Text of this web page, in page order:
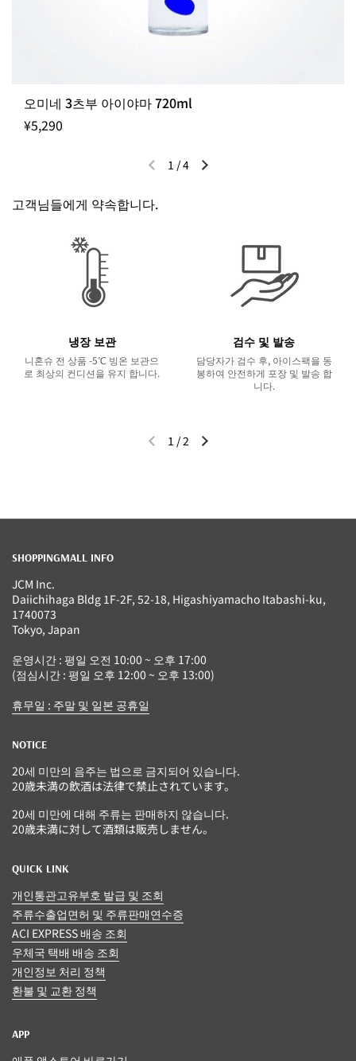
오미네 3츠부 아이야마 720ml
¥5,290
이전 슬라이드다음 슬라이드
1 /4
고객님들에게 약속합니다.
냉장 보관
니혼슈 전 상품 -5℃ 빙온 보관으
로 최상의 컨디션을 유지 합니다.
검수 및 발송
담당자가 검수 후, 아이스팩을 동
봉하여 안전하게 포장 및 발송 합
니다.
이전 슬라이드다음 슬라이드
1 /2
SHOPPINGMALL INFO
JCM Inc.
Daiichihaga Bldg 1F-2F, 52-18, Higashiyamacho Itabashi-ku,
1740073
Tokyo, Japan
운영시간 : 평일 오전 10:00 ~ 오후 17:00
(점심시간 : 평일 오후 12:00 ~ 오후 13:00)
휴무일 : 주말 및 일본 공휴일
NOTICE
20세 미만의 음주는 법으로 금지되어 있습니다.
20歳未満の飲酒は法律で禁止されています。
20세 미만에 대해 주류는 판매하지 않습니다.
20歳未満に対して酒類は販売しません。
QUICK LINK
개인통관고유부호 발급 및 조회
주류수출업면허 및 주류판매연수증
ACI EXPRESS 배송 조회
우체국 택배 배송 조회
개인정보 처리 정책
환불 및 교환 정책
APP